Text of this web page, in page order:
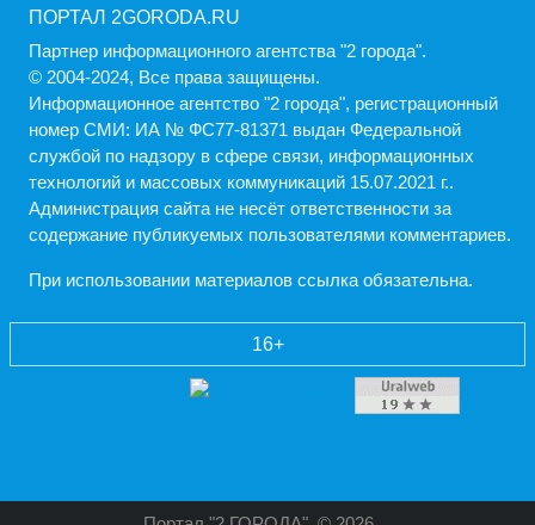
ПОРТАЛ 2GORODA.RU
Партнер информационного агентства "2 города".
© 2004-2024, Все права защищены.
Информационное агентство "2 города", регистрационный
номер СМИ: ИА № ФС77-81371 выдан Федеральной
службой по надзору в сфере связи, информационных
технологий и массовых коммуникаций 15.07.2021 г..
Администрация cайта не несёт ответственности за
содержание публикуемых пользователями комментариев.
При использовании материалов ссылка обязательна.
16+